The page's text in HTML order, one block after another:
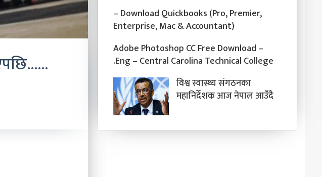
– Download Quickbooks (Pro, Premier,
Enterprise, Mac & Accountant)
Adobe Photoshop CC Free Download –
.Eng – Central Carolina Technical College
विश्व स्वास्थ्य संगठनका
महानिर्देशक आज नेपाल आउँदै